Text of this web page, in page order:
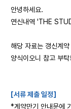
안녕하세요.
연신내역 'THE
해당 자료는 갱신계
양식이오니 참고 부
[서류 제출 일정]
*계약만기 안내문에